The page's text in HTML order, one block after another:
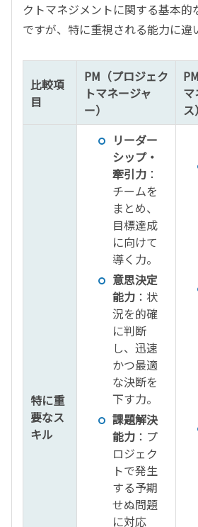
クトマネジメントに関する基本
ですが、特に重視される能力に違
比較項
目
PM（プロジェク
トマネージャ
ー）
マ
ス）
特に重
要なス
キル
リーダー
シップ・
牽引力 ：
チームを
まとめ、
目標達成
に向けて
導く力。
意思決定
能力 ：状
況を的確
に判断
し、迅速
かつ最適
な決断を
下す力。
課題解決
能力 ：プ
ロジェク
トで発生
する予期
せぬ問題
に対応